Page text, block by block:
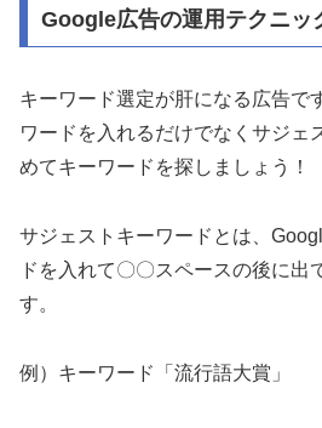
Google広告の運用テクニッ
キーワード選定が肝になる広告で
ワードを入れるだけでなくサジェ
めてキーワードを探しましょう！
サジェストキーワードとは、
ドを入れて〇〇スペースの後に出
す。
例）キーワード「流行語大賞」